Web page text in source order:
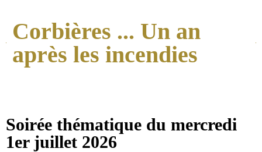
Corbières ... Un an
après les incendies
Soirée thématique du mercredi
1er juillet 2026